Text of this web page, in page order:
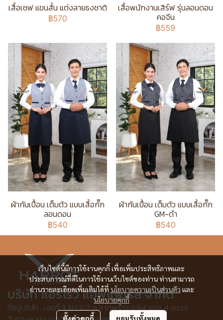
เสื้อเชฟ แขนสั้น แต่งลายธงชาติ
฿570
เสื้อพนักงานเสิร์ฟ รุ่นลอนดอน
คอจีน
฿559
ผ้ากันเปื้อน เต็มตัว แบบเสื้อกั๊ก
ลอนดอน
฿540
ผ้ากันเปื้อน เต็มตัว แบบเสื้อกั๊ก
GM-ดำ
฿540
เว็บไซต์นี้มีการใช้งานคุกกี้ เพื่อเพิ่มประสิทธิภาพและ
ประสบการณ์ที่ดีในการใช้งานเว็บไซต์ของท่าน ท่านสามารถ
อ่านรายละเอียดเพิ่มเติมได้ที่ นโยบายความเป็นส่วนตัว และ
นโยบายคุกกี้
ตั้งค่าคุกกี้ ยอมรับทั้งหมด
บริษัท แอร์โรว์ แอพแพเรล จำกัด
ที่อยู่บริษัท : เลขที่ 3,3/1,3/2 ก.ลาดพร้าว ซ.64 แยก 4 แขวง